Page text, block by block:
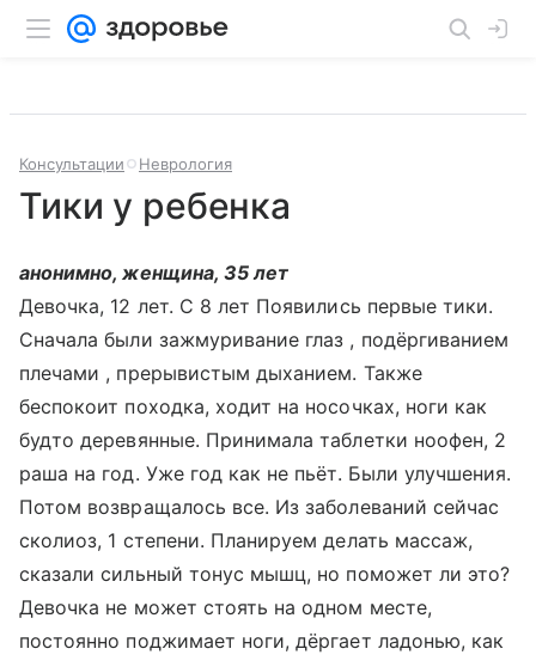
Консультации Неврология
Тики у ребенка
анонимно, женщина, 35 лет
Девочка, 12 лет. С 8 лет Появились первые тики.
Сначала были зажмуривание глаз , подёргиванием
плечами , прерывистым дыханием. Также
беспокоит походка, ходит на носочках, ноги как
будто деревянные. Принимала таблетки ноофен, 2
раша на год. Уже год как не пьёт. Были улучшения.
Потом возвращалось все. Из заболеваний сейчас
сколиоз, 1 степени. Планируем делать массаж,
сказали сильный тонус мышц, но поможет ли это?
Девочка не может стоять на одном месте,
постоянно поджимает ноги, дёргает ладонью, как